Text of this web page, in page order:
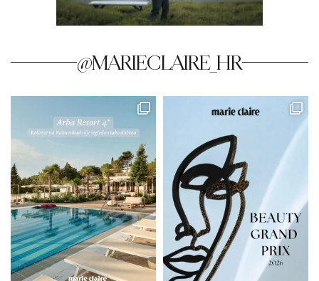
@MARIECLAIRE_HR